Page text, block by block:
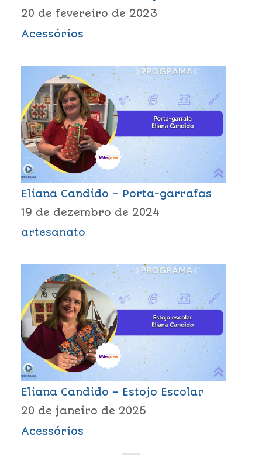
20 de fevereiro de 2023
Acessórios
Eliana Candido – Porta-garrafas
19 de dezembro de 2024
artesanato
Eliana Candido – Estojo Escolar
20 de janeiro de 2025
Acessórios